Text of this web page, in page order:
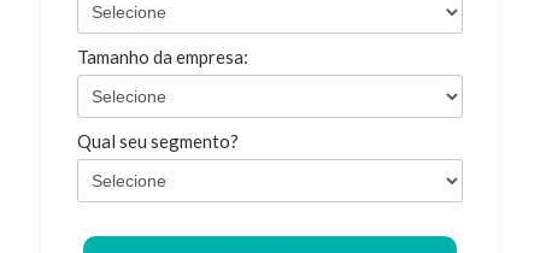
Tamanho da empresa:
Qual seu segmento?